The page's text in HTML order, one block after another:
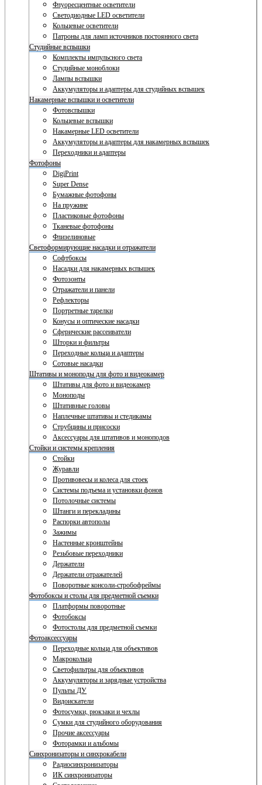
Флуоресцентные осветители
Светодиодные LED осветители
Кольцевые осветители
Патроны для ламп источников постоянного света
Студийные вспышки
Комплекты импульсного света
Студийные моноблоки
Лампы вспышки
Аккумуляторы и адаптеры для студийных вспышек
Накамерные вспышки и осветители
Фотовспышки
Кольцевые вспышки
Накамерные LED осветители
Аккумуляторы и адаптеры для накамерных вспышек
Переходники и адаптеры
Фотофоны
DigiPrint
Super Dense
Бумажные фотофоны
На пружине
Пластиковые фотофоны
Тканевые фотофоны
Флизелиновые
Светоформирующие насадки и отражатели
Софтбоксы
Насадки для накамерных вспышек
Фотозонты
Отражатели и панели
Рефлекторы
Портретные тарелки
Конусы и оптические насадки
Сферические рассеиватели
Шторки и фильтры
Переходные кольца и адаптеры
Сотовые насадки
Штативы и моноподы для фото и видеокамер
Штативы для фото и видеокамер
Моноподы
Штативные головы
Наплечные штативы и стедикамы
Струбцины и присоски
Аксессуары для штативов и моноподов
Стойки и системы крепления
Стойки
Журавли
Противовесы и колеса для стоек
Системы подъема и установки фонов
Потолочные системы
Штанги и перекладины
Распорки автополы
Зажимы
Настенные кронштейны
Резьбовые переходники
Держатели
Держатели отражателей
Поворотные консоли-стробофреймы
Фотобоксы и столы для предметной съемки
Платформы поворотные
Фотобоксы
Фотостолы для предметной съемки
Фотоаксессуары
Переходные кольца для объективов
Макрокольца
Светофильтры для объективов
Аккумуляторы и зарядные устройства
Пульты ДУ
Видоискатели
Фотосумки, рюкзаки и чехлы
Сумки для студийного оборудования
Прочие аксессуары
Фоторамки и альбомы
Синхронизаторы и синхрокабели
Радиосинхронизаторы
ИК синхронизаторы